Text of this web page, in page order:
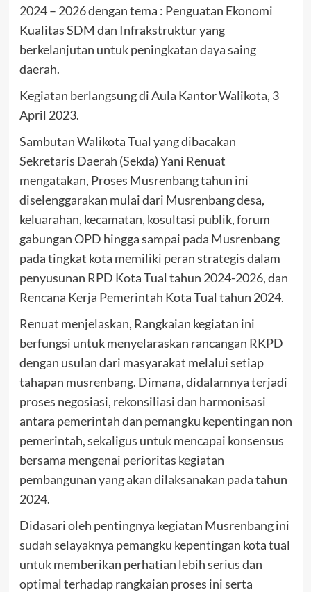
2024 – 2026 dengan tema : Penguatan Ekonomi
Kualitas SDM dan Infrakstruktur yang
berkelanjutan untuk peningkatan daya saing
daerah.
Kegiatan berlangsung di Aula Kantor Walikota, 3
April 2023.
Sambutan Walikota Tual yang dibacakan
Sekretaris Daerah (Sekda) Yani Renuat
mengatakan, Proses Musrenbang tahun ini
diselenggarakan mulai dari Musrenbang desa,
keluarahan, kecamatan, kosultasi publik, forum
gabungan OPD hingga sampai pada Musrenbang
pada tingkat kota memiliki peran strategis dalam
penyusunan RPD Kota Tual tahun 2024-2026, dan
Rencana Kerja Pemerintah Kota Tual tahun 2024.
Renuat menjelaskan, Rangkaian kegiatan ini
berfungsi untuk menyelaraskan rancangan RKPD
dengan usulan dari masyarakat melalui setiap
tahapan musrenbang. Dimana, didalamnya terjadi
proses negosiasi, rekonsiliasi dan harmonisasi
antara pemerintah dan pemangku kepentingan non
pemerintah, sekaligus untuk mencapai konsensus
bersama mengenai perioritas kegiatan
pembangunan yang akan dilaksanakan pada tahun
2024.
Didasari oleh pentingnya kegiatan Musrenbang ini
sudah selayaknya pemangku kepentingan kota tual
untuk memberikan perhatian lebih serius dan
optimal terhadap rangkaian proses ini serta